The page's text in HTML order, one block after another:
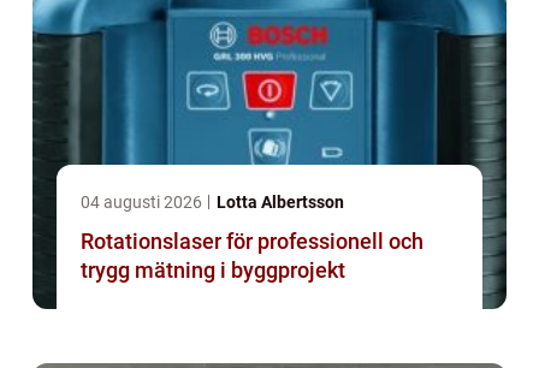
04 augusti 2026 Lotta Albertsson
Rotationslaser för professionell och
trygg mätning i byggprojekt